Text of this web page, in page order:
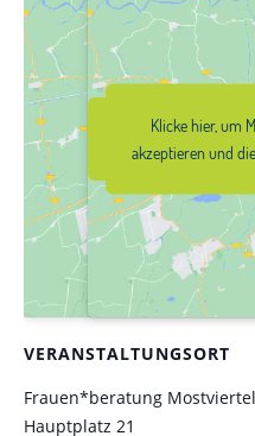
VERANSTALTUNGSORT
Frauen*beratung
Hauptplatz 21
akzeptieren
Klicke hier, um
akzeptieren und